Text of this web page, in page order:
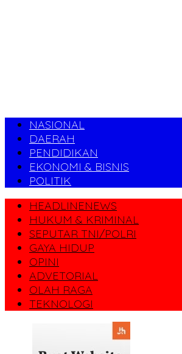
NASIONAL
DAERAH
PENDIDIKAN
EKONOMI & BISNIS
POLITIK
HEADLINENEWS
HUKUM & KRIMINAL
SEPUTAR TNI/POLRI
GAYA HIDUP
OPINI
ADVETORIAL
OLAH RAGA
TEKNOLOGI